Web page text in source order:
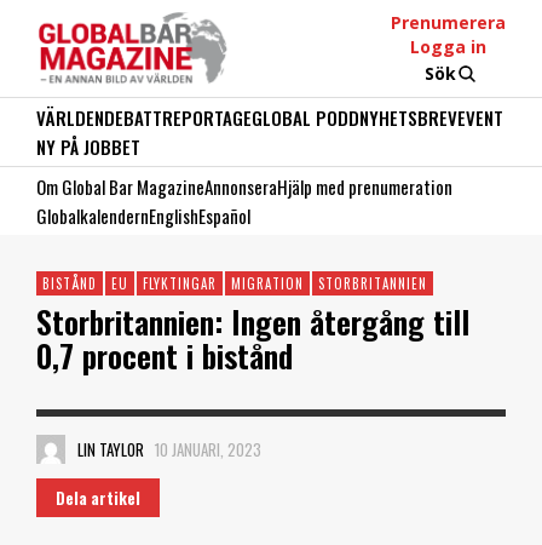
Prenumerera
Logga in
Sök
VÄRLDENDEBATTREPORTAGEGLOBAL PODDNYHETSBREVEVENT
NY PÅ JOBBET
Om Global Bar MagazineAnnonseraHjälp med prenumeration
GlobalkalendernEnglishEspañol
BISTÅND EU FLYKTINGAR MIGRATION STORBRITANNIEN
Storbritannien: Ingen återgång till
0,7 procent i bistånd
LIN TAYLOR 10 JANUARI, 2023
Dela artikel